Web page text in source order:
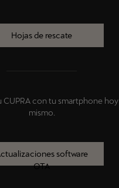
Hojas de rescate
CUPRA con tu smartphone hoy
mismo.
software
OTA